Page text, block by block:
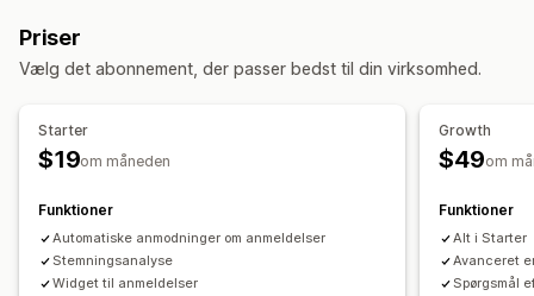
Priser
Vælg det abonnement, der passer bedst til din virksomhed.
Starter
$19om måneden
Funktioner
Automatiske anmodninger om anmeldelser
Stemningsanalyse
Widget til anmeldelser
Growth
$49om
Funktioner
Alt i Starter
Avanceret
Spørgsmål